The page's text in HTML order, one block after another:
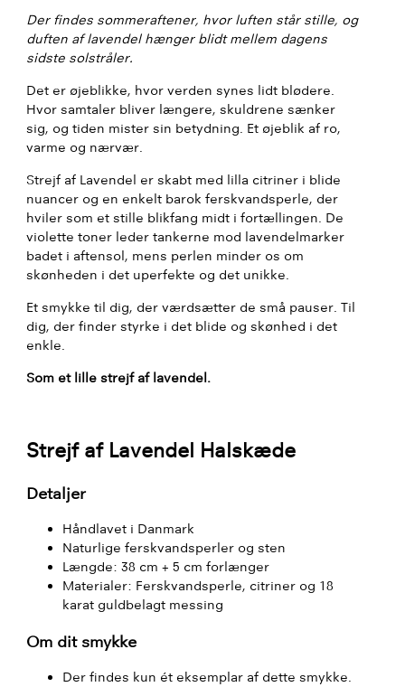
Der findes sommeraftener, hvor luften står stille, og
duften af lavendel hænger blidt mellem dagens
sidste solstråler.
Det er øjeblikke, hvor verden synes lidt blødere.
Hvor samtaler bliver længere, skuldrene sænker
sig, og tiden mister sin betydning. Et øjeblik af ro,
varme og nærvær.
Strejf af Lavendel er skabt med lilla citriner i blide
nuancer og en enkelt barok ferskvandsperle, der
hviler som et stille blikfang midt i fortællingen. De
violette toner leder tankerne mod lavendelmarker
badet i aftensol, mens perlen minder os om
skønheden i det uperfekte og det unikke.
Et smykke til dig, der værdsætter de små pauser. Til
dig, der finder styrke i det blide og skønhed i det
enkle.
Som et lille strejf af lavendel.
Strejf af Lavendel Halskæde
Detaljer
Håndlavet i Danmark
Naturlige ferskvandsperler og sten
Længde: 38 cm + 5 cm forlænger
Materialer: Ferskvandsperle, citriner og 18
karat guldbelagt messing
Om dit smykke
Der findes kun ét eksemplar af dette smykke.